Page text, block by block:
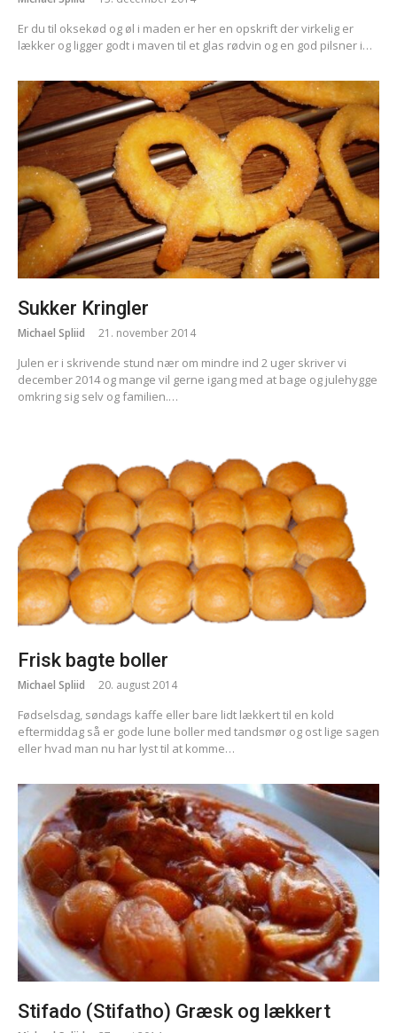
Er du til oksekød og øl i maden er her en opskrift der virkelig er
lækker og ligger godt i maven til et glas rødvin og en god pilsner i…
Sukker Kringler
Michael Spliid 21. november 2014
Julen er i skrivende stund nær om mindre ind 2 uger skriver vi
december 2014 og mange vil gerne igang med at bage og julehygge
omkring sig selv og familien.…
Frisk bagte boller
Michael Spliid 20. august 2014
Fødselsdag, søndags kaffe eller bare lidt lækkert til en kold
eftermiddag så er gode lune boller med tandsmør og ost lige sagen
eller hvad man nu har lyst til at komme…
Stifado (Stifatho) Græsk og lækkert